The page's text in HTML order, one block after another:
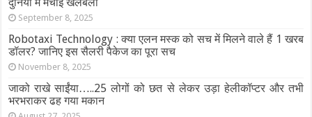
September 8, 2025
Robotaxi Technology : क्या एलन मस्क को सच में मिलने वाले हैं 1 खरब
डॉलर? जानिए इस सैलरी पैकेज का पूरा सच
November 8, 2025
जाको राखे साईंया…..25 लोगों को छत से लेकर उड़ा हेलीकॉप्टर और तभी
भरभराकर ढह गया मकान